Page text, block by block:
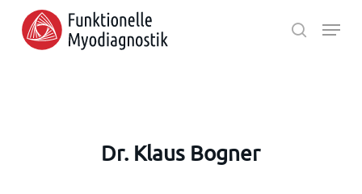
main
search
Menu
Dr. Klaus Bogner